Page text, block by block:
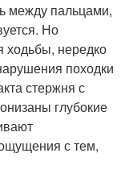
между пальцами,
Но
ходьбы, нередко
походки
стержня с
глубокие
с тем,